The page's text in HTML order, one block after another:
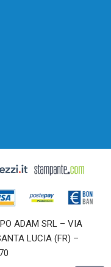
ADAM SRL – VIA
LUCIA (FR) –